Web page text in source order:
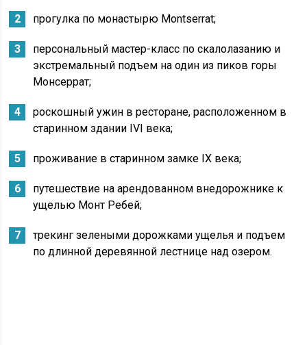
прогулка по монастырю Montserrat;
персональный мастер-класс по скалолазанию и
экстремальный подъем на один из пиков горы
Монсеррат;
роскошный ужин в ресторане, расположенном в
старинном здании IVI века;
проживание в старинном замке IX века;
путешествие на арендованном внедорожнике к
ущелью Монт Ребей;
трекинг зелеными дорожками ущелья и подъем
по длинной деревянной лестнице над озером.